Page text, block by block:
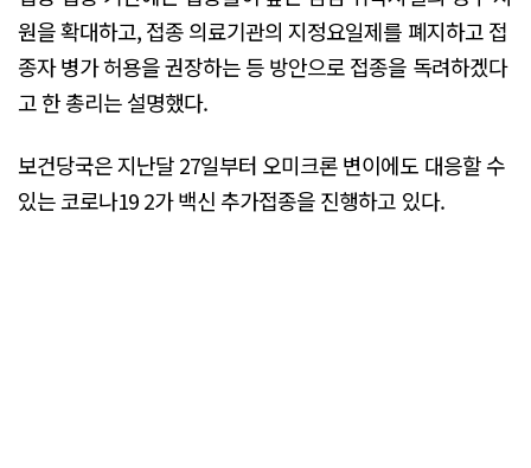
원을 확대하고, 접종 의료기관의 지정요일제를 폐지하고 접
종자 병가 허용을 권장하는 등 방안으로 접종을 독려하겠다
고 한 총리는 설명했다.
보건당국은 지난달 27일부터 오미크론 변이에도 대응할 수
있는 코로나19 2가 백신 추가접종을 진행하고 있다.